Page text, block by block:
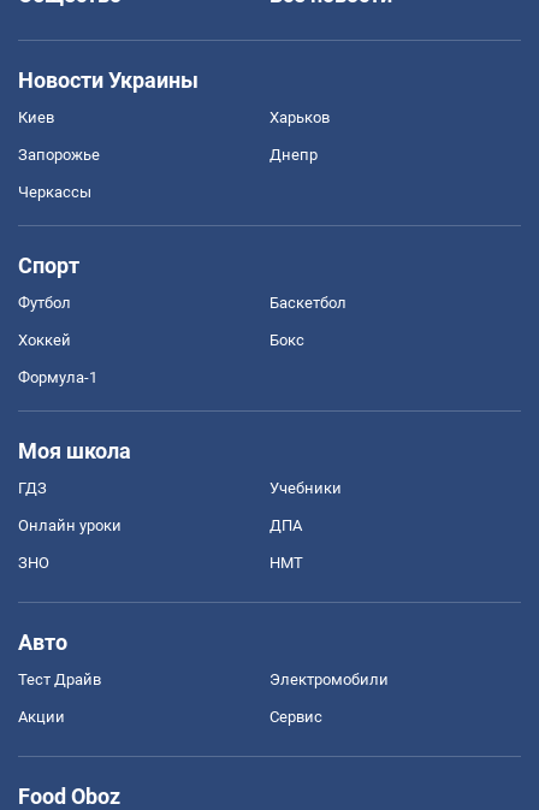
Новости Украины
Киев Харьков
Запорожье Днепр
Черкассы
Спорт
Футбол Баскетбол
Хоккей Бокс
Формула-1
Моя школа
ГДЗ Учебники
Онлайн уроки ДПА
ЗНО НМТ
Авто
Тест Драйв Электромобили
Акции Сервис
Food Oboz